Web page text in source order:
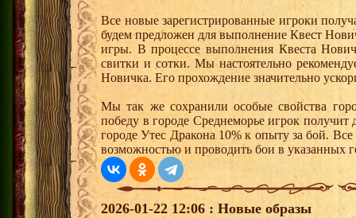
Все новые зарегистрированные игроки
будем предложен для выполнение Квест
игры. В процессе выполнения Квеста
свитки и сотки. Мы настоятельно
Новичка. Его прохождение значительно
Мы так же сохранили особые свойства
победу в городе Среднеморье игрок
городе Утес Дракона 10% к опыту за бой.
возможностью и проводить бои в указанных
2026-01-22 12:06 : Новые образы